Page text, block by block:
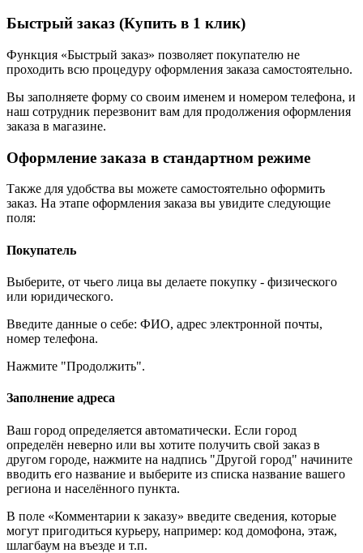
Быстрый заказ (Купить в 1 клик)
Функция «Быстрый заказ» позволяет покупателю не
проходить всю процедуру оформления заказа самостоятельно.
Вы заполняете форму со своим именем и номером телефона, и
наш сотрудник перезвонит вам для продолжения оформления
заказа в магазине.
Оформление заказа в стандартном режиме
Также для удобства вы можете самостоятельно оформить
заказ. На этапе оформления заказа вы увидите следующие
поля:
Покупатель
Выберите, от чьего лица вы делаете покупку - физического
или юридического.
Введите данные о себе: ФИО, адрес электронной почты,
номер телефона.
Нажмите "Продолжить".
Заполнение адреса
Ваш город определяется автоматически. Если город
определён неверно или вы хотите получить свой заказ в
другом городе, нажмите на надпись "Другой город" начините
вводить его название и выберите из списка название вашего
региона и населённого пункта.
В поле «Комментарии к заказу» введите сведения, которые
могут пригодиться курьеру, например: код домофона, этаж,
шлагбаум на въезде и т.п.